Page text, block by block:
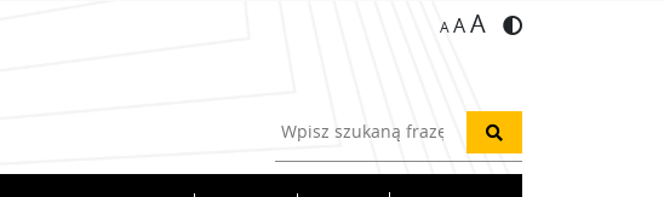
A AA